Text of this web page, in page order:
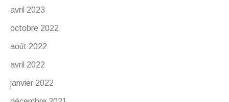
avril 2023
octobre 2022
août 2022
avril 2022
janvier 2022